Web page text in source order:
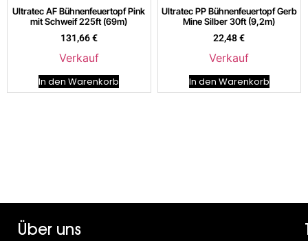
Ultratec AF Bühnenfeuertopf Pink
mit Schweif 225ft (69m)
131,66€
Verkauf
In den Warenkorb
Ultratec PP Bühnenfeuertopf Gerb
Mine Silber 30ft (9,2m)
22,48€
Verkauf
In den Warenkorb
Über uns